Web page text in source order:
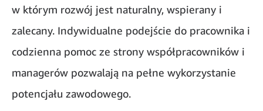
w którym rozwój jest naturalny, wspierany i
zalecany. Indywidualne podejście do pracownika i
codzienna pomoc ze strony współpracowników i
managerów pozwalają na pełne wykorzystanie
potencjału zawodowego.